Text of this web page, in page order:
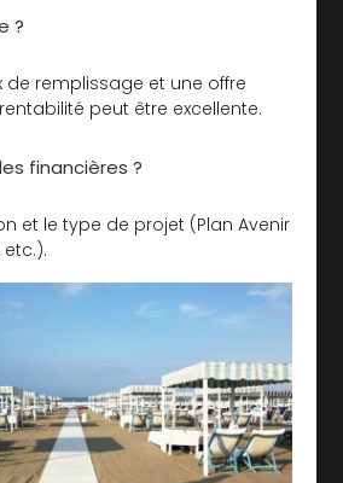
?
de remplissage et une offre
peut être excellente.
financières ?
et le type de projet (Plan Avenir
etc.).